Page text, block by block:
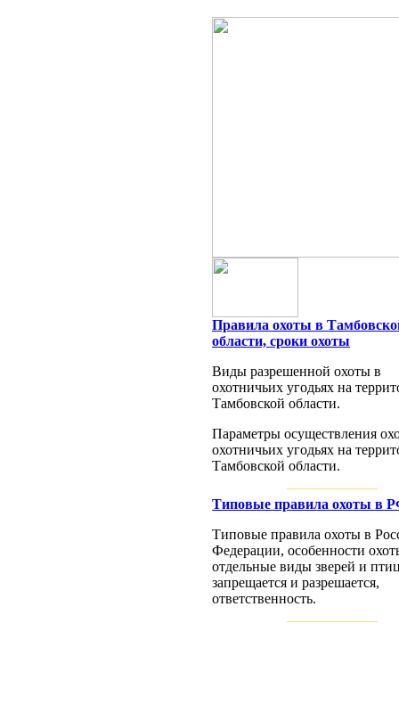
Правила охоты в
области, сроки охоты
Виды разрешенной охоты в
охотничьих угодьях на
Тамбовской области.
Параметры осуществления
охотничьих угодьях на
Тамбовской области.
Типовые правила охоты в
Типовые правила охоты в
Федерации, особенности
отдельные виды зверей и
запрещается и разрешается,
ответственность.